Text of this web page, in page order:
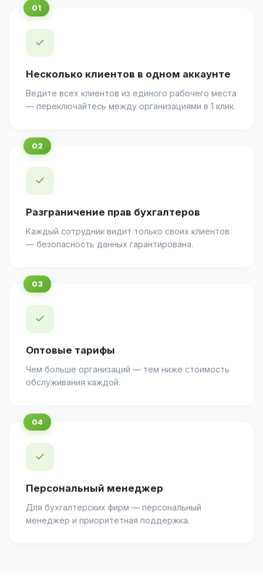
✓
Несколько клиентов в одном аккаунте
Ведите всех клиентов из единого рабочего места
— переключайтесь между организациями в 1 клик.
✓
Разграничение прав бухгалтеров
Каждый сотрудник видит только своих клиентов
— безопасность данных гарантирована.
✓
Оптовые тарифы
Чем больше организаций — тем ниже стоимость
обслуживания каждой.
✓
Персональный менеджер
Для бухгалтерских фирм — персональный
менеджер и приоритетная поддержка.